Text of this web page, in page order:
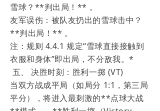
雪球？**判出局！** 。
友军误伤：被队友扔出的雪球击中？
**判出局！** 。
注：规则 4.4.1 规定“雪球直接接触到
衣服和身体”即出局，不分敌我。*
五、 决胜时刻：胜利一掷 (VT)
当双方战成平局（如局分 1:1，第三局
平分），将进入最刺激的**点球大战